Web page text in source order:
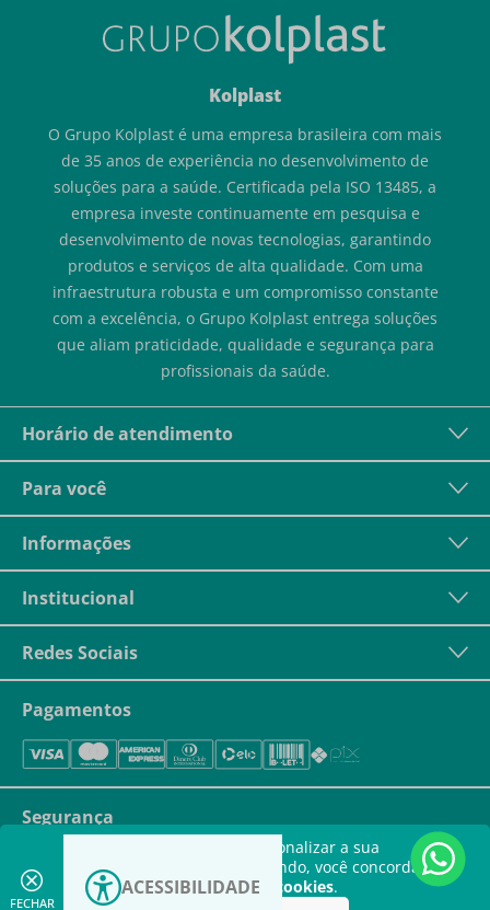
Este site utiliza cookies para personalizar a sua
experiência. Ao continuar navegando, você concorda com
a nossapolítica de utilização de cookies.
Kolplast
O Grupo Kolplast é uma empresa brasileira com mais
de 35 anos de experiência no desenvolvimento de
soluções para a saúde. Certificada pela ISO 13485, a
empresa investe continuamente em pesquisa e
desenvolvimento de novas tecnologias, garantindo
produtos e serviços de alta qualidade. Com uma
infraestrutura robusta e um compromisso constante
com a excelência, o Grupo Kolplast entrega soluções
que aliam praticidade, qualidade e segurança para
profissionais da saúde.
Horário de atendimento
Para você
Informações
Institucional
Redes Sociais
Pagamentos
Segurança
FECHAR
ACESSIBILIDADE